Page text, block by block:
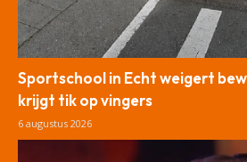
Sportschool in Echt weigert
krijgt tik op vingers
6 augustus 2026